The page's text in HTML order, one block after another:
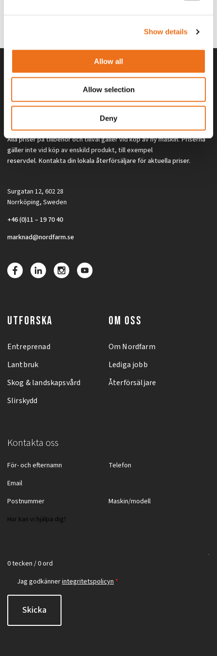
Show details
Allow all
Allow selection
Deny
(ex. moms)
Alla priser på tillbehör och tillval gäller vid köp av ny maskin. Priserna
gäller inte vid köp av enskild produkt, till exempel
reservdel. Kontakta din lokala återförsäljare för aktuella priser.
Surgatan 12, 602 28
Norrköping, Sweden
+46 (0)11 – 19 70 40
marknad@nordfarm.se
UTFORSKA
Entreprenad
Lantbruk
Skog & landskapsvård
Slirskydd
OM OSS
Om Nordfarm
Lediga jobb
Återförsäljare
Kontakta oss
0 tecken / 0 ord
Jag godkännerintegritetspolicyn *
Skicka